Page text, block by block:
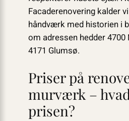
Facaderenovering kalder
håndværk med historien i
om adressen hedder
4171 Glumsø.
Priser på
murværk –
prisen?